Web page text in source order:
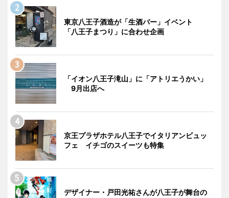
東京八王子酒造が「生酒バー」イベント
「八王子まつり」に合わせ企画
「イオン八王子滝山」に「アトリエうかい」
9月出店へ
京王プラザホテル八王子でイタリアンビュッ
フェ イチゴのスイーツも特集
デザイナー・戸田光祐さんが八王子が舞台の